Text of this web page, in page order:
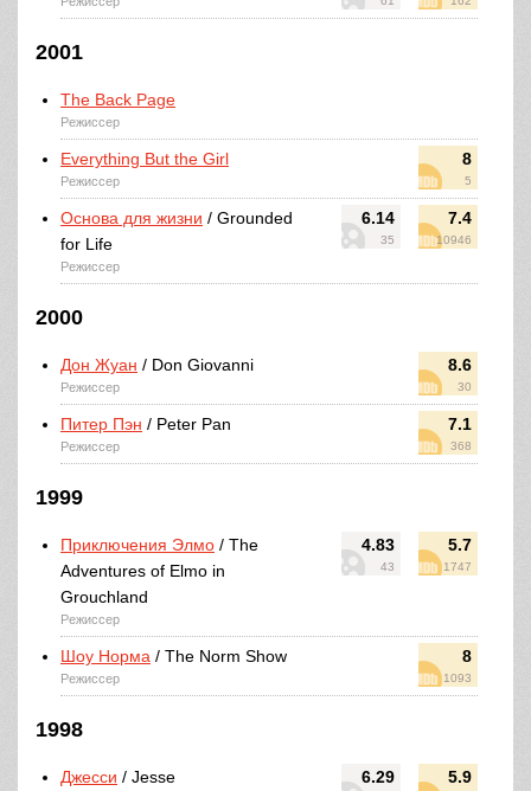
2001
The Back Page
Режиссер
8
5
Everything But the Girl
Режиссер
6.14
35
7.4
10946
Основа для жизни / Grounded
for Life
Режиссер
2000
8.6
30
Дон Жуан / Don Giovanni
Режиссер
7.1
368
Питер Пэн / Peter Pan
Режиссер
1999
4.83
43
5.7
1747
Приключения Элмо / The
Adventures of Elmo in
Grouchland
Режиссер
8
1093
Шоу Норма / The Norm Show
Режиссер
1998
6.29 5.9
Джесси / Jesse